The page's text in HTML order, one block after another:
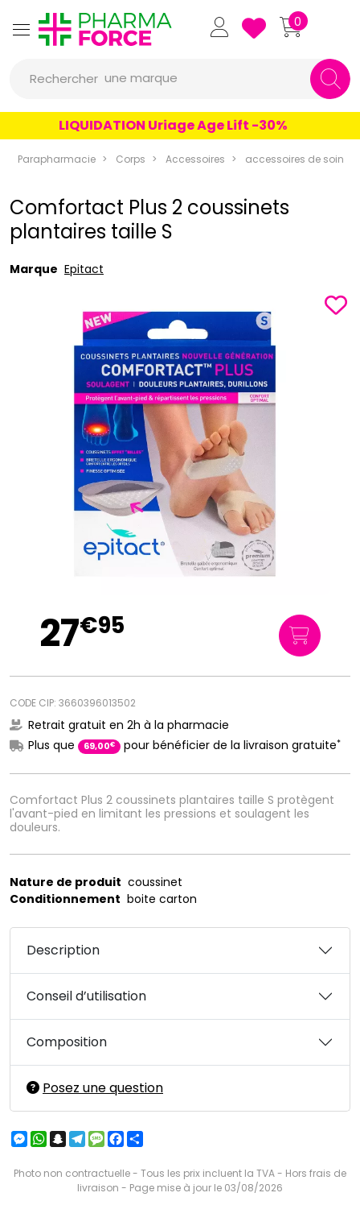
Pharmaforce Grande
0
Rechercher
un produit
une marque
LIQUIDATION Uriage Age Lift -30%
Parapharmacie Corps Accessoires accessoires de soin
Comfortact Plus 2 coussinets
plantaires taille S
Marque Epitact
Comfortact Plus 2 coussinets plantaires taille S protègent
l'avant-pied en limitant les pressions et soulagent les
douleurs.
27€95
CODE CIP: 3660396013502
Retrait gratuit en 2h à la pharmacie
Plus que
69,00€ pour bénéficier de la livraison gratuite*
Nature de produit coussinet
Conditionnement boite carton
Description
Conseil d’utilisation
Composition
Posez une question
Messenger
WhatsApp
Snapchat
Telegram
MessageFacebook
Photo non contractuelle - Tous les prix incluent la TVA - Hors frais de
livraison - Page mise à jour le 03/08/2026